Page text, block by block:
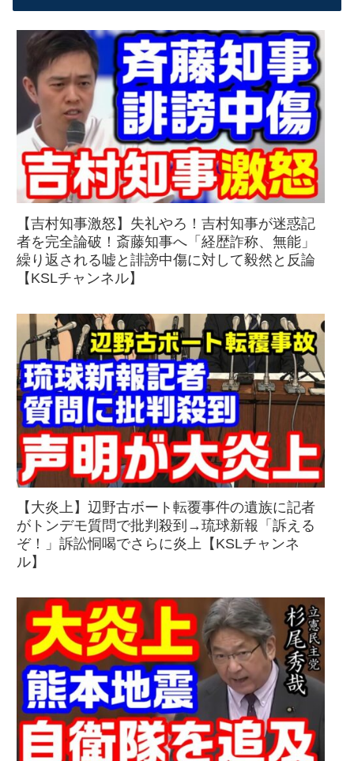
【吉村知事激怒】失礼やろ！吉村知事が迷惑記
者を完全論破！斎藤知事へ「経歴詐称、無能」
繰り返される嘘と誹謗中傷に対して毅然と反論
【KSLチャンネル】
【大炎上】辺野古ボート転覆事件の遺族に記者
がトンデモ質問で批判殺到→琉球新報「訴える
ぞ！」訴訟恫喝でさらに炎上【KSLチャンネ
ル】